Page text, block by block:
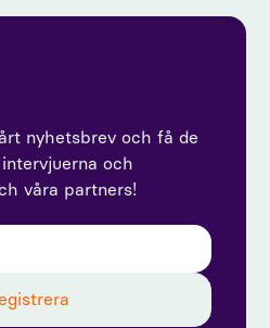
nyhetsbrev och få de
och
våra partners!